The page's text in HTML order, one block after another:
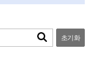
초기화